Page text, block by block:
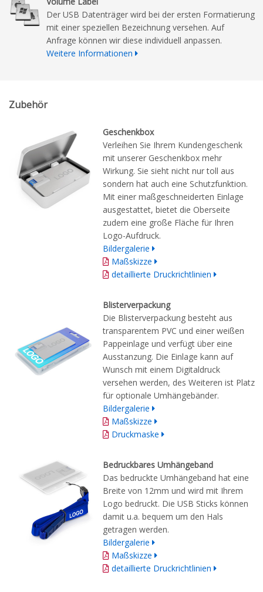
Der USB Datenträger wird bei der ersten Formatierung
mit einer speziellen Bezeichnung versehen. Auf
Anfrage können wir diese individuell anpassen.
Weitere Informationen
Zubehör
Geschenkbox
Verleihen Sie Ihrem Kundengeschenk
mit unserer Geschenkbox mehr
Wirkung. Sie sieht nicht nur toll aus
sondern hat auch eine Schutzfunktion.
Mit einer maßgeschneiderten Einlage
ausgestattet, bietet die Oberseite
zudem eine große Fläche für Ihren
Logo-Aufdruck.
Bildergalerie
Maßskizze
detaillierte Druckrichtlinien
Blisterverpackung
Die Blisterverpackung besteht aus
transparentem PVC und einer weißen
Pappeinlage und verfügt über eine
Ausstanzung. Die Einlage kann auf
Wunsch mit einem Digitaldruck
versehen werden, des Weiteren ist Platz
für optionale Umhängebänder.
Bildergalerie
Maßskizze
Druckmaske
Bedruckbares Umhängeband
Das bedruckte Umhängeband hat eine
Breite von 12mm und wird mit Ihrem
Logo bedruckt. Die USB Sticks können
damit u.a. bequem um den Hals
getragen werden.
Bildergalerie
Maßskizze
detaillierte Druckrichtlinien